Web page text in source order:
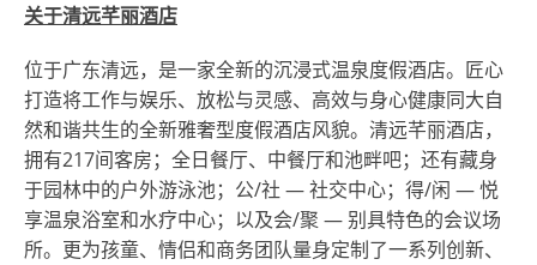
关于清远芊丽酒店
位于广东清远，是一家全新的沉浸式温泉度假酒店。匠心
打造将工作与娱乐、放松与灵感、高效与身心健康同大自
然和谐共生的全新雅奢型度假酒店风貌。清远芊丽酒店，
拥有217间客房；全日餐厅、中餐厅和池畔吧；还有藏身
于园林中的户外游泳池；公/社 — 社交中心；得/闲 — 悦
享温泉浴室和水疗中心；以及会/聚 — 别具特色的会议场
所。更为孩童、情侣和商务团队量身定制了一系列创新、